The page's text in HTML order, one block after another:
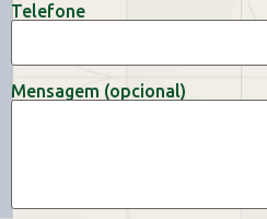
Telefone
Mensagem (opcional)